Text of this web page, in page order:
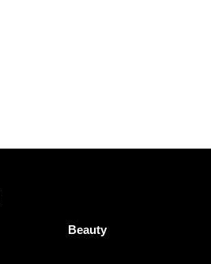
Beauty